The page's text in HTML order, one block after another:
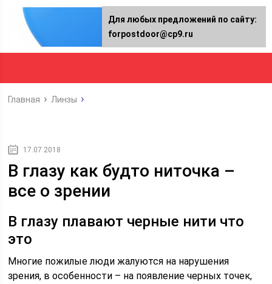
Главная Линзы
17.07.2018
В глазу как будто ниточка –
все о зрении
В глазу плавают черные нити что
это
Многие пожилые люди жалуются на нарушения
зрения, в особенности – на появление черных точек,
Для любых предложений по сайту:
forpostdoor@cp9.ru